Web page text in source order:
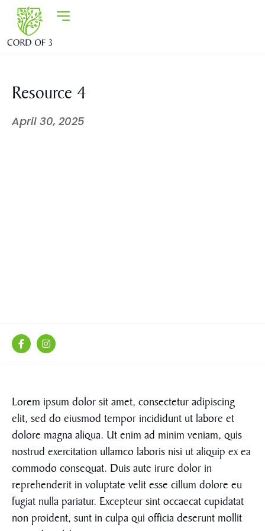
Resource 4
April 30, 2025
Lorem ipsum dolor sit amet, consectetur adipiscing
elit, sed do eiusmod tempor incididunt ut labore et
dolore magna aliqua. Ut enim ad minim veniam, quis
nostrud exercitation ullamco laboris nisi ut aliquip ex ea
commodo consequat. Duis aute irure dolor in
reprehenderit in voluptate velit esse cillum dolore eu
fugiat nulla pariatur. Excepteur sint occaecat cupidatat
non proident, sunt in culpa qui officia deserunt mollit